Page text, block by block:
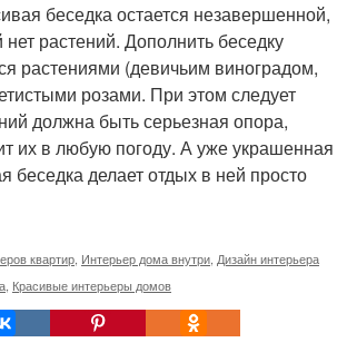
беседка остается незавершенной,
растений. Дополнить беседку
растениями (девичьим виноградом,
розами. При этом следует
должна быть серьезная опора,
их в любую погоду. А уже украшенная
беседка делает отдых в ней просто
квартир Интерьер дома внутри Дизайн интерьера
Красивые интерьеры домов